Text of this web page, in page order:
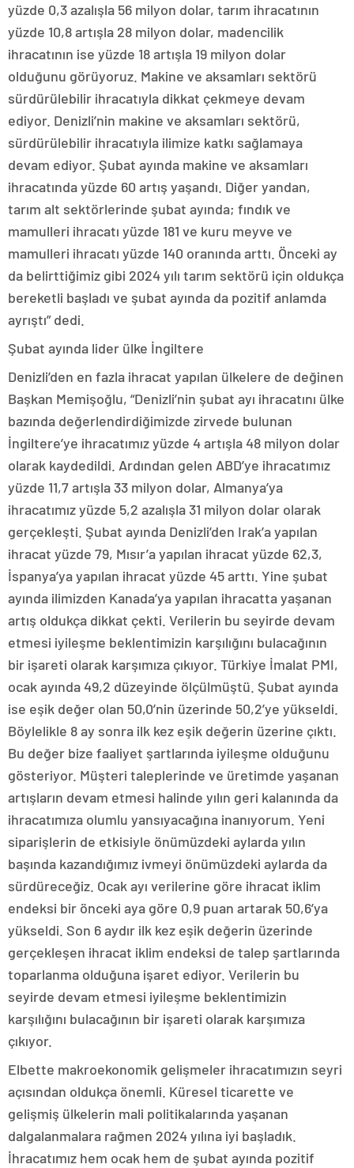
yüzde 0,3 azalışla 56 milyon dolar, tarım ihracatının
yüzde 10,8 artışla 28 milyon dolar, madencilik
ihracatının ise yüzde 18 artışla 19 milyon dolar
olduğunu görüyoruz. Makine ve aksamları sektörü
sürdürülebilir ihracatıyla dikkat çekmeye devam
ediyor. Denizli’nin makine ve aksamları sektörü,
sürdürülebilir ihracatıyla ilimize katkı sağlamaya
devam ediyor. Şubat ayında makine ve aksamları
ihracatında yüzde 60 artış yaşandı. Diğer yandan,
tarım alt sektörlerinde şubat ayında; fındık ve
mamulleri ihracatı yüzde 181 ve kuru meyve ve
mamulleri ihracatı yüzde 140 oranında arttı. Önceki ay
da belirttiğimiz gibi 2024 yılı tarım sektörü için oldukça
bereketli başladı ve şubat ayında da pozitif anlamda
ayrıştı” dedi.
Şubat ayında lider ülke İngiltere
Denizli’den en fazla ihracat yapılan ülkelere de değinen
Başkan Memişoğlu, “Denizli’nin şubat ayı ihracatını ülke
bazında değerlendirdiğimizde zirvede bulunan
İngiltere’ye ihracatımız yüzde 4 artışla 48 milyon dolar
olarak kaydedildi. Ardından gelen ABD’ye ihracatımız
yüzde 11,7 artışla 33 milyon dolar, Almanya’ya
ihracatımız yüzde 5,2 azalışla 31 milyon dolar olarak
gerçekleşti. Şubat ayında Denizli’den Irak’a yapılan
ihracat yüzde 79, Mısır’a yapılan ihracat yüzde 62,3,
İspanya’ya yapılan ihracat yüzde 45 arttı. Yine şubat
ayında ilimizden Kanada’ya yapılan ihracatta yaşanan
artış oldukça dikkat çekti. Verilerin bu seyirde devam
etmesi iyileşme beklentimizin karşılığını bulacağının
bir işareti olarak karşımıza çıkıyor. Türkiye İmalat PMI,
ocak ayında 49,2 düzeyinde ölçülmüştü. Şubat ayında
ise eşik değer olan 50,0’nin üzerinde 50,2’ye yükseldi.
Böylelikle 8 ay sonra ilk kez eşik değerin üzerine çıktı.
Bu değer bize faaliyet şartlarında iyileşme olduğunu
gösteriyor. Müşteri taleplerinde ve üretimde yaşanan
artışların devam etmesi halinde yılın geri kalanında da
ihracatımıza olumlu yansıyacağına inanıyorum. Yeni
siparişlerin de etkisiyle önümüzdeki aylarda yılın
başında kazandığımız ivmeyi önümüzdeki aylarda da
sürdüreceğiz. Ocak ayı verilerine göre ihracat iklim
endeksi bir önceki aya göre 0,9 puan artarak 50,6’ya
yükseldi. Son 6 aydır ilk kez eşik değerin üzerinde
gerçekleşen ihracat iklim endeksi de talep şartlarında
toparlanma olduğuna işaret ediyor. Verilerin bu
seyirde devam etmesi iyileşme beklentimizin
karşılığını bulacağının bir işareti olarak karşımıza
çıkıyor.
Elbette makroekonomik gelişmeler ihracatımızın seyri
açısından oldukça önemli. Küresel ticarette ve
gelişmiş ülkelerin mali politikalarında yaşanan
dalgalanmalara rağmen 2024 yılına iyi başladık.
İhracatımız hem ocak hem de şubat ayında pozitif